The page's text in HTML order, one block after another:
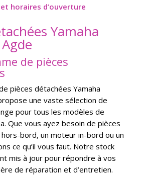
horaires d’ouverture
Yamaha
de pièces
pièces détachées Yamaha
une vaste sélection de
pour tous les modèles de
Que vous ayez besoin de pièces
bord, un moteur in-bord ou un
ce qu’il vous faut. Notre stock
mis à jour pour répondre à vos
de réparation et d’entretien.